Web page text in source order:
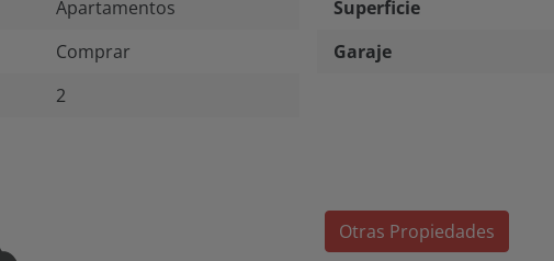
Apartamentos
Comprar
2
Superficie
Garaje
Otras Propiedades